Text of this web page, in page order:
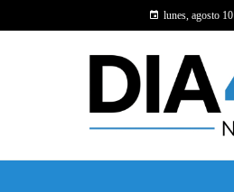
lunes, agosto 10